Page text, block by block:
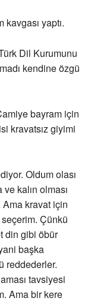
yaptı.
Dil Kurumunu
kendine özgü
bayram için
kravatsız giyimi
Oldum olası
kalın olması
kravat için
Çünkü
din gibi öbür
başka
reddederler.
tavsiyesi
Ama bir kere